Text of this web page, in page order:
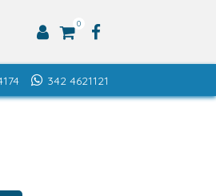
0
342 4621121